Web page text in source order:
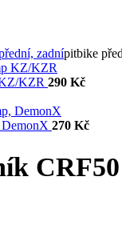
zadnípitbike
KZR 290 Kč
270 Kč